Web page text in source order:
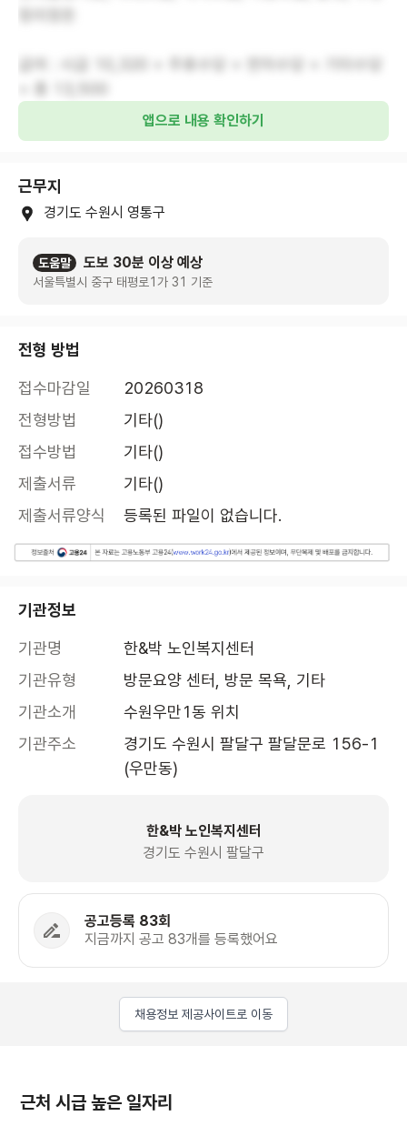
앱으로 내용 확인하기
근무지
경기도 수원시 영통구
도움말 도보 30분 이상 예상
서울특별시 중구 태평로1가 31 기준
전형 방법
접수마감일
20260318
전형방법
기타()
접수방법
기타()
제출서류
기타()
제출서류양식
등록된 파일이 없습니다.
기관정보
기관명
한&박 노인복지센터
기관유형
방문요양 센터, 방문 목욕, 기타
기관소개
기관주소
경기도 수원시 팔달구 팔달문로 156-1
(우만동)
한&박 노인복지센터
경기도 수원시 팔달구
공고등록 83회
지금까지 공고 83개를 등록했어요
채용정보 제공사이트로 이동
근처 시급 높은 일자리